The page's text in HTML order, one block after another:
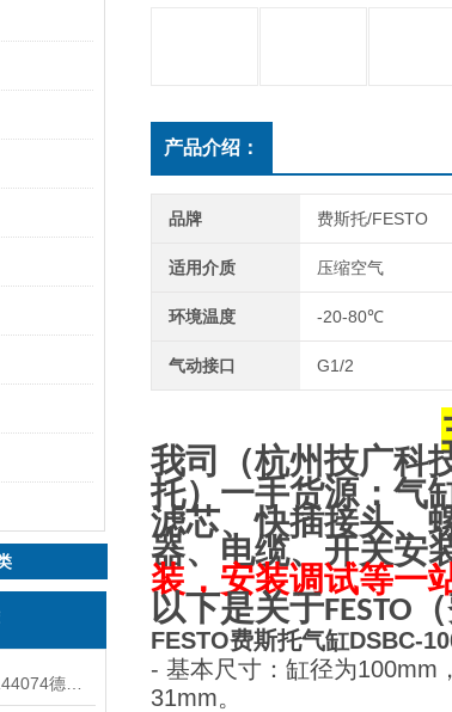
产品介绍：
品牌 费斯托/FESTO
适用介质 压缩空气
环境温度 -20-80℃
气动接口 G1/2
我司（杭州技广科
托）一手货源：气
滤芯、快插接头、
器、电缆、开关安
装，安装调试等一
以下是关于FESTO （
FESTO费斯托气缸DSBC-
- 基本尺寸：缸径为100mm
31mm。